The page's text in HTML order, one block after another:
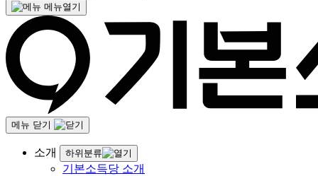
메뉴열기
메뉴 닫기
소개 하위분류
기본소득당 소개